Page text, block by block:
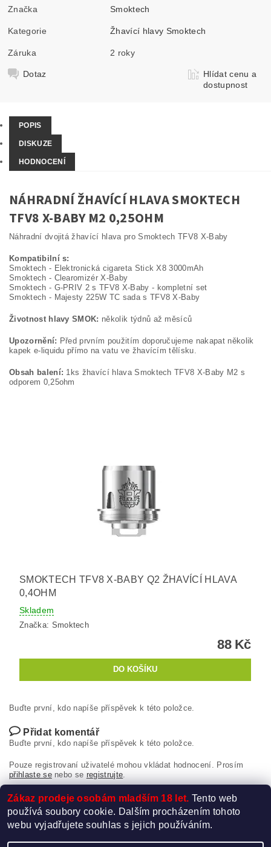
Značka Smoktech
Kategorie Žhavící hlavy Smoktech
Záruka 2 roky
Dotaz
Hlídat cenu a
dostupnost
POPIS
DISKUZE
HODNOCENÍ
NÁHRADNÍ ŽHAVÍCÍ HLAVA SMOKTECH
TFV8 X-BABY M2 0,25OHM
Náhradní dvojitá žhavící hlava pro Smoktech TFV8 X-Baby
Kompatibilní s:
Smoktech - Elektronická cigareta Stick X8 3000mAh
Smoktech - Clearomizér X-Baby
Smoktech - G-PRIV 2 s TFV8 X-Baby - kompletní set
Smoktech - Majesty 225W TC sada s TFV8 X-Baby
Životnost hlavy SMOK: několik týdnů až měsíců
Upozornění: Před prvním použitím doporučujeme nakapat několik
kapek e-liquidu přímo na vatu ve žhavícím tělísku.
Obsah balení: 1ks žhavící hlava Smoktech TFV8 X-Baby M2 s
odporem 0,25ohm
SMOKTECH TFV8 X-BABY Q2 ŽHAVÍCÍ HLAVA
0,4OHM
Skladem
Značka: Smoktech
88 Kč
Buďte první, kdo napíše příspěvek k této položce.
Přidat komentář
Buďte první, kdo napíše příspěvek k této položce.
Pouze registrovaní uživatelé mohou vkládat hodnocení. Prosím
přihlaste senebo se registrujte
Zákaz prodeje osobám mladším 18 let. Tento web
používá soubory cookie. Dalším procházením tohoto
webu vyjadřujete souhlas s jejich používáním.